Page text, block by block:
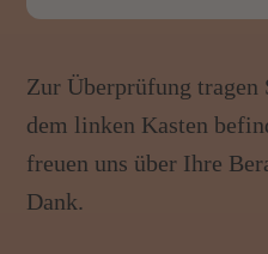
Zur Überprüfung tragen
dem linken Kasten
freuen uns über Ihre
Dank.